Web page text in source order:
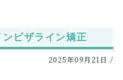
ビザライン矯正
2025年09月21日 /